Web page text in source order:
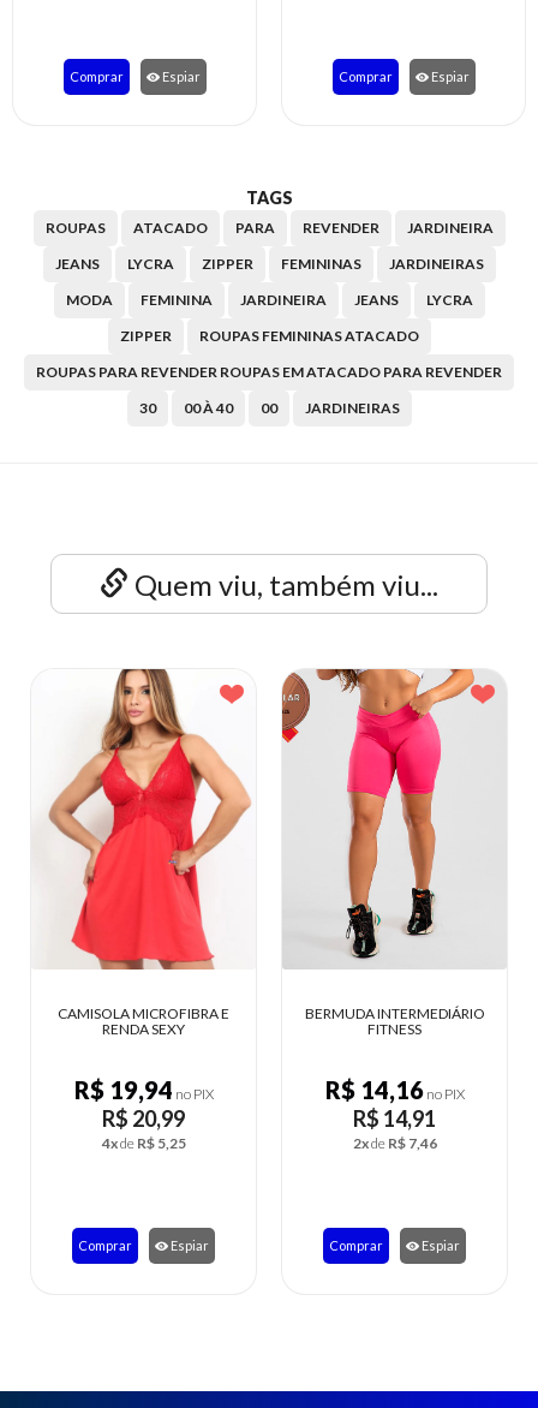
Espiar Espiar
TAGS
ROUPAS ATACADO PARA REVENDER
JARDINEIRA
JEANS
LYCRA ZIPPER FEMININAS
JARDINEIRAS
MODA
FEMININA JARDINEIRA JEANS
LYCRA
ZIPPER
ROUPAS FEMININAS ATACADO
ROUPAS PARA REVENDER ROUPAS EM ATACADO PARA REVENDER
30
00 À 40 00 JARDINEIRAS
Quem viu, também viu...
CAMISOLA MICROFIBRA E
RENDA SEXY
R$ 19,94 no PIX
R$ 20,99
4xde R$ 5,25
Comprar Espiar
BERMUDA INTERMEDIÁRIO
FITNESS
R$ 14,16no PIX
R$ 14,91
2xde R$ 7,46
Comprar Espiar